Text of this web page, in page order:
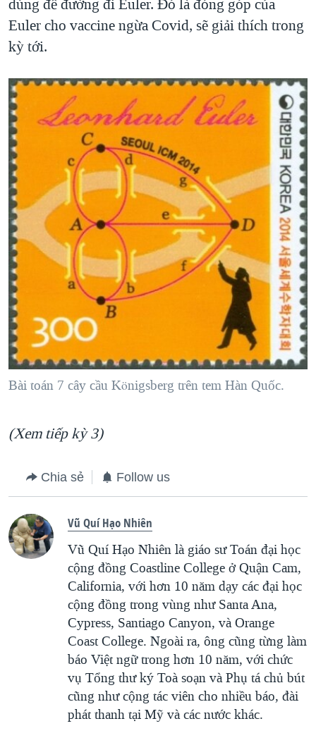
dùng để đường đi Euler. Đó là đóng góp của
Euler cho vaccine ngừa Covid, sẽ giải thích trong
kỳ tới.
Bài toán 7 cây cầu Königsberg trên tem Hàn Quốc.
(Xem tiếp kỳ 3)
Chia sẻ Follow us
Vũ Quí Hạo Nhiên
Vũ Quí Hạo Nhiên là giáo sư Toán đại học
cộng đồng Coastline College ở Quận Cam,
California, với hơn 10 năm dạy các đại học
cộng đồng trong vùng như Santa Ana,
Cypress, Santiago Canyon, và Orange
Coast College. Ngoài ra, ông cũng từng làm
báo Việt ngữ trong hơn 10 năm, với chức
vụ Tổng thư ký Toà soạn và Phụ tá chủ bút
cũng như cộng tác viên cho nhiều báo, đài
phát thanh tại Mỹ và các nước khác.